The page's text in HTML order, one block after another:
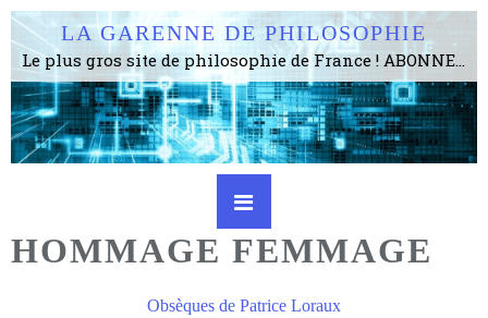
LA GARENNE DE PHILOSOPHIE
Le plus gros site de philosophie de France ! ABONNEZ-VOUS ! 4115 Articles, 1634 abonné·e·s, depuis 2006 . . . . . . . . 2 852 214 pages vues jusqu'à présent. Prestance et être apte à un plus grand nombre de choses.
HOMMAGE FEMMAGE
Obsèques de Patrice Loraux